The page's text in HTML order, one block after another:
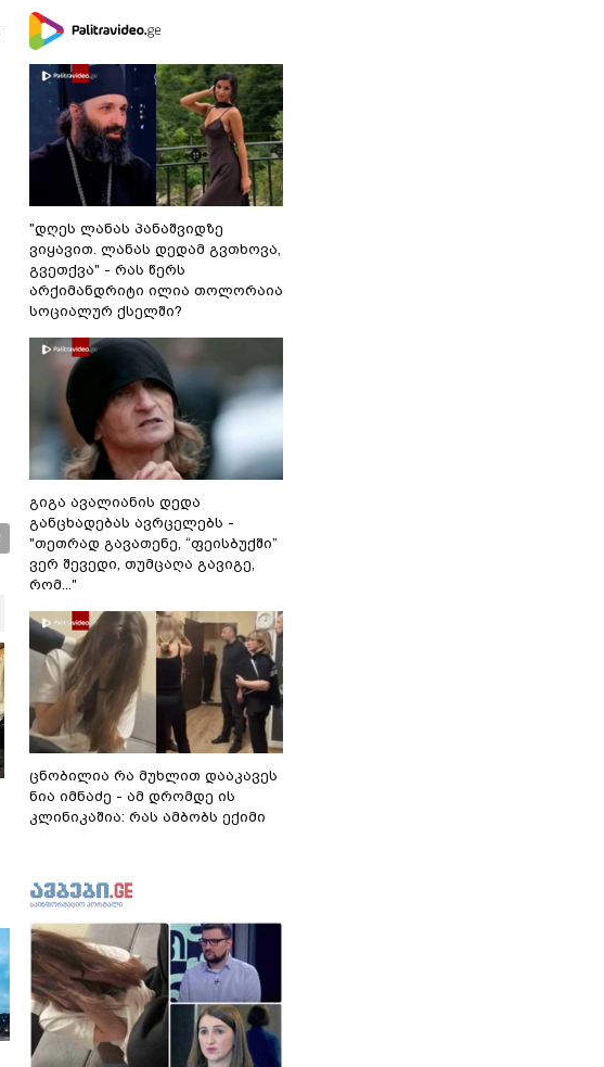
"დღეს ლანას პანაშვიდზე
ვიყავით. ლანას დედამ გვთხოვა,
გვეთქვა" - რას წერს
არქიმანდრიტი ილია თოლორაია
სოციალურ ქსელში?
გიგა ავალიანის დედა
განცხადებას ავრცელებს -
"თეთრად გავათენე, “ფეისბუქში”
ვერ შევედი, თუმცაღა გავიგე,
რომ..."
ცნობილია რა მუხლით დააკავეს
ნია იმნაძე - ამ დრომდე ის
კლინიკაშია: რას ამბობს ექიმი